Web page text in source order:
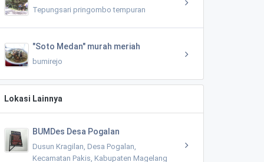
Tepungsari pringombo tempuran
"Soto Medan" murah meriah
bumirejo
Lokasi Lainnya
BUMDes Desa Pogalan
Dusun Kragilan, Desa Pogalan,
Kecamatan Pakis, Kabupaten Magelang